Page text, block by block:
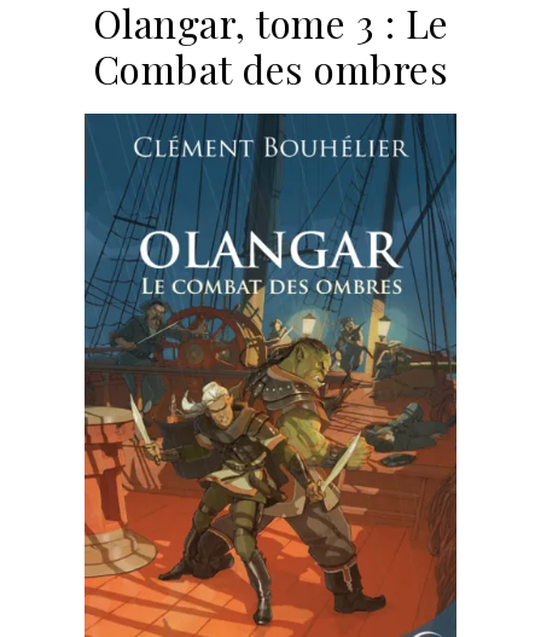
Olangar, tome 3 : Le
Combat des ombres